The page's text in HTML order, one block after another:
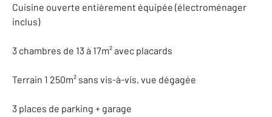
Cuisine ouverte entièrement équipée (électroménager
inclus)
3 chambres de 13 à 17m² avec placards
Terrain 1 250m² sans vis-à-vis, vue dégagée
3 places de parking + garage